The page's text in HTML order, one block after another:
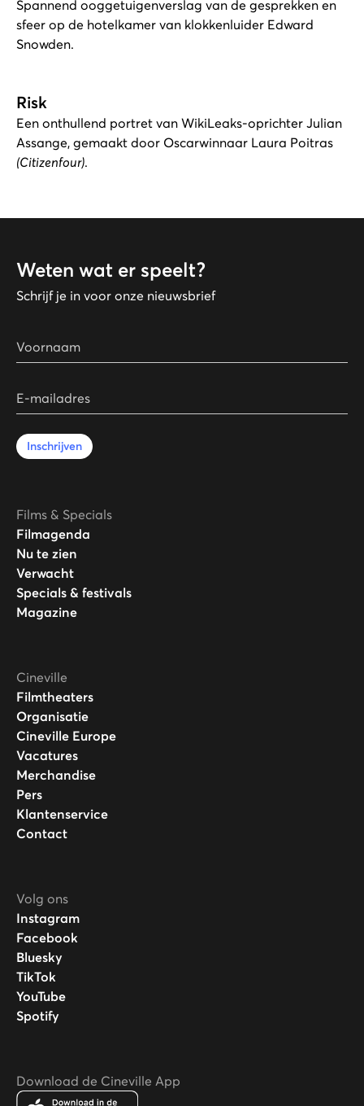
Spannend ooggetuigenverslag van de gesprekken en
sfeer op de hotelkamer van klokkenluider Edward
Snowden.
Risk
Een onthullend portret van WikiLeaks-oprichter Julian
Assange, gemaakt door Oscarwinnaar Laura Poitras
(Citizenfour).
Weten wat er speelt?
Schrijf je in voor onze nieuwsbrief
Voornaam
E-mailadres
Inschrijven
Films & Specials
Filmagenda
Nu te zien
Verwacht
Specials & festivals
Magazine
Cineville
Filmtheaters
Organisatie
Cineville Europe
Vacatures
Merchandise
Pers
Klantenservice
Contact
Volg ons
Instagram
Facebook
Bluesky
TikTok
YouTube
Spotify
Download de Cineville App